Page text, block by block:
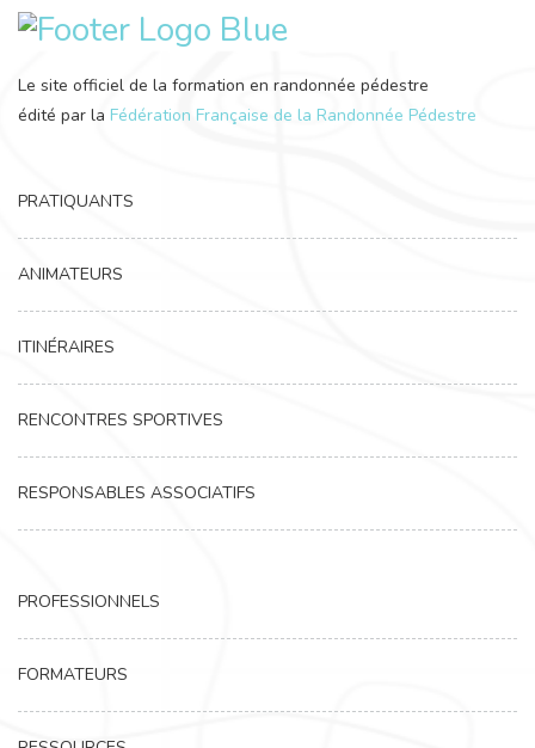
Le site officiel de la formation en randonnée pédestre
édité par la Fédération Française de la Randonnée Pédestre
PRATIQUANTS
ANIMATEURS
ITINÉRAIRES
RENCONTRES SPORTIVES
RESPONSABLES ASSOCIATIFS
PROFESSIONNELS
FORMATEURS